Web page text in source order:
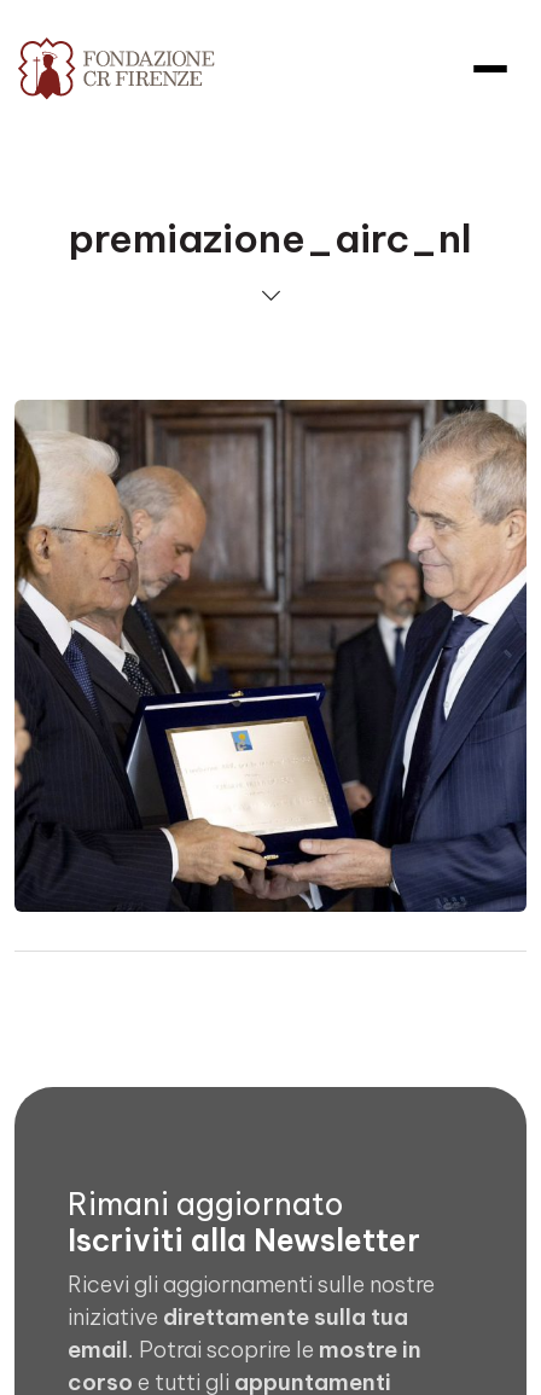
premiazione_airc_nl
Rimani aggiornato
Iscriviti alla Newsletter
Ricevi gli aggiornamenti sulle nostre
iniziative direttamente sulla tua
email. Potrai scoprire le mostre in
corso e tutti gli appuntamenti